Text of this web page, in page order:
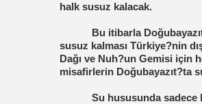
halk susuz kalacak.
Bu itibarla
susuz kalması Türkiye?nin
Dağı ve Nuh?un Gemisi için
misafirlerin Doğubayazıt?ta
Su hususunda sadece